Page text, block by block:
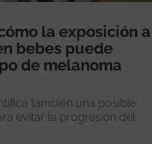
la exposición a
bebes puede
de melanoma
también una posible
evitar la progresión del